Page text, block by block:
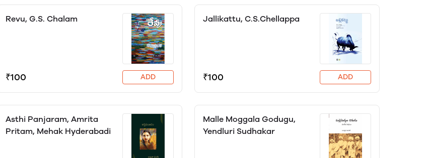
Revu, G.S. Chalam
₹100 ADD
Jallikattu, C.S.Chellappa
₹100 ADD
Asthi Panjaram, Amrita
Pritam, Mehak Hyderabadi
Malle Moggala Godugu,
Yendluri Sudhakar